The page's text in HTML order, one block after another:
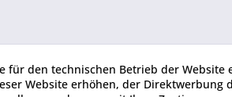
für den technischen Betrieb der
Website erhöhen, der